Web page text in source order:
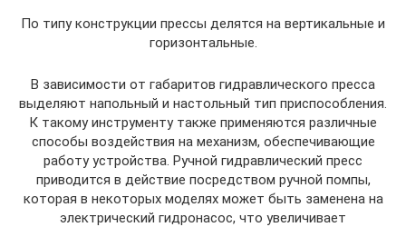
По типу конструкции прессы делятся на вертикальные и
горизонтальные.
В зависимости от габаритов гидравлического пресса
выделяют напольный и настольный тип приспособления.
К такому инструменту также применяются различные
способы воздействия на механизм, обеспечивающие
работу устройства. Ручной гидравлический пресс
приводится в действие посредством ручной помпы,
которая в некоторых моделях может быть заменена на
электрический гидронасос, что увеличивает